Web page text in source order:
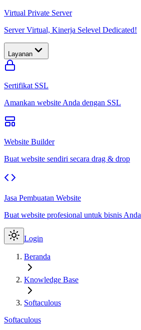
Virtual Private Server
Server Virtual, Kinerja Selevel Dedicated!
Layanan
Sertifikat SSL
Amankan website Anda dengan SSL
Website Builder
Buat website sendiri secara drag & drop
Jasa Pembuatan Website
Buat website profesional untuk bisnis Anda
Login
Beranda
Knowledge Base
Softaculous
Softaculous